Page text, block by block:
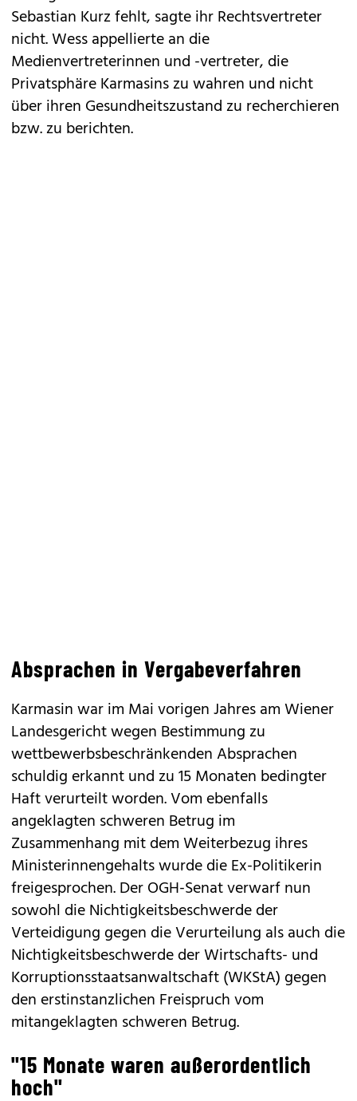
Sebastian Kurz fehlt, sagte ihr Rechtsvertreter
nicht. Wess appellierte an die
Medienvertreterinnen und -vertreter, die
Privatsphäre Karmasins zu wahren und nicht
über ihren Gesundheitszustand zu recherchieren
bzw. zu berichten.
Absprachen in Vergabeverfahren
Karmasin war im Mai vorigen Jahres am Wiener
Landesgericht wegen Bestimmung zu
wettbewerbsbeschränkenden Absprachen
schuldig erkannt und zu 15 Monaten bedingter
Haft verurteilt worden. Vom ebenfalls
angeklagten schweren Betrug im
Zusammenhang mit dem Weiterbezug ihres
Ministerinnengehalts wurde die Ex-Politikerin
freigesprochen. Der OGH-Senat verwarf nun
sowohl die Nichtigkeitsbeschwerde der
Verteidigung gegen die Verurteilung als auch die
Nichtigkeitsbeschwerde der Wirtschafts- und
Korruptionsstaatsanwaltschaft (WKStA) gegen
den erstinstanzlichen Freispruch vom
mitangeklagten schweren Betrug.
"15 Monate waren außerordentlich
hoch"